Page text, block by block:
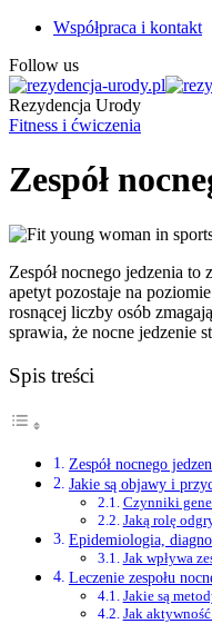
Współpraca i kontakt
Follow us
Rezydencja Urody
Fitness i ćwiczenia
Zespół
Zespół nocnego jedzenia
apetyt pozostaje na
rosnącej liczby osób
sprawia, że nocne jedzenie
Spis treści
Zespół nocnego
Jakie są objawy i
Czynniki
Jaką rolę
Epidemiologia,
Jak wpływa
Leczenie zespołu
Jakie są
Jak